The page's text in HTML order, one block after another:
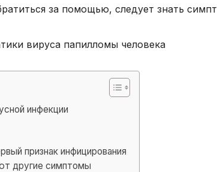
за помощью, следует знать
инфекции
признак инфицирования
другие симптомы